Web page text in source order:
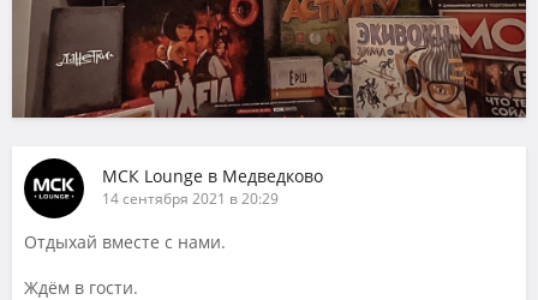
МСК Lounge в Медведково
14 сентября 2021 в 20:29
Отдыхай вместе с нами.
Ждём в гости.